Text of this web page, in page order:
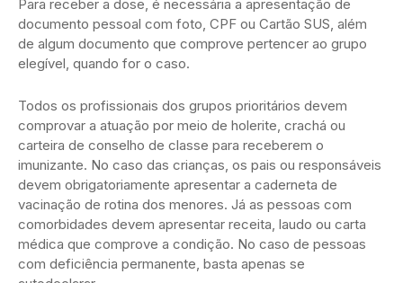
Para receber a dose, é necessária a apresentação de
documento pessoal com foto, CPF ou Cartão SUS, além
de algum documento que comprove pertencer ao grupo
elegível, quando for o caso.
Todos os profissionais dos grupos prioritários devem
comprovar a atuação por meio de holerite, crachá ou
carteira de conselho de classe para receberem o
imunizante. No caso das crianças, os pais ou responsáveis
devem obrigatoriamente apresentar a caderneta de
vacinação de rotina dos menores. Já as pessoas com
comorbidades devem apresentar receita, laudo ou carta
médica que comprove a condição. No caso de pessoas
com deficiência permanente, basta apenas se